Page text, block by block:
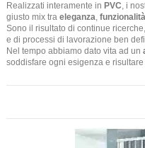
Realizzati interamente in PVC, i
giusto mix tra eleganza, funzionalità
Sono il risultato di continue
e di processi di lavorazione ben
Nel tempo abbiamo dato vita ad un
soddisfare ogni esigenza e